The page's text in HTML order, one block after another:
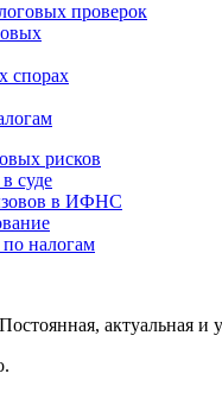
проверок
спорах
рисков
суде
в ИФНС
налогам
актуальная и